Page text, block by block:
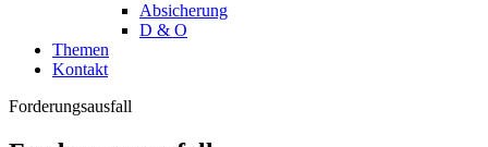
Absicherung
D & O
Themen
Kontakt
Forderungsausfall